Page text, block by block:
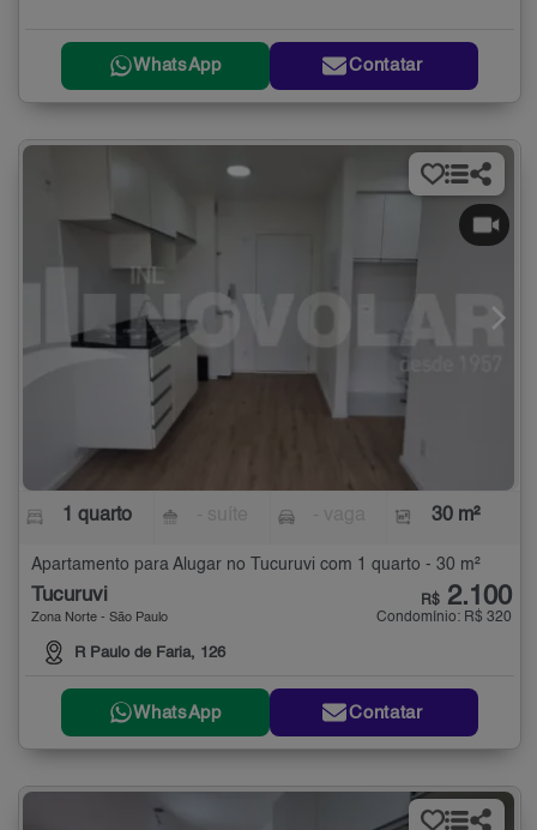
WhatsApp Contatar
1 quarto 30 m²
Apartamento para Alugar no Tucuruvi com 1 quarto - 30 m²
Tucuruvi
Zona Norte - São Paulo
R Paulo de Faria, 126
R$ 2.100
Condomínio: R$ 320
WhatsApp Contatar